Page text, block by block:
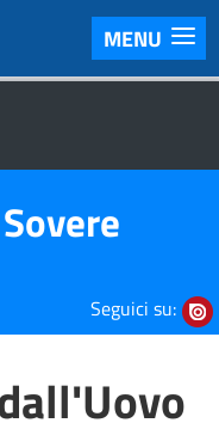
MENU
Seguici su: